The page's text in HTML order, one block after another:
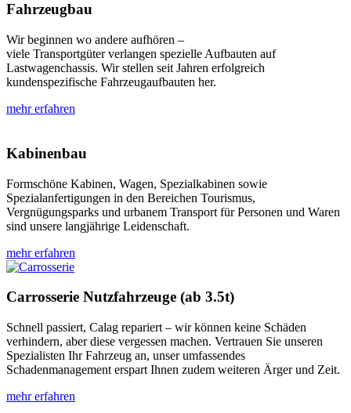
Fahrzeugbau
Wir beginnen wo andere aufhören –
viele Transportgüter verlangen spezielle Aufbauten auf
Lastwagenchassis. Wir stellen seit Jahren erfolgreich
kundenspezifische Fahrzeugaufbauten her.
mehr erfahren
Kabinenbau
Formschöne Kabinen, Wagen, Spezialkabinen sowie
Spezialanfertigungen in den Bereichen Tourismus,
Vergnügungsparks und urbanem Transport für Personen und Waren
sind unsere langjährige Leidenschaft.
mehr erfahren
Carrosserie Nutzfahrzeuge (ab 3.5t)
Schnell passiert, Calag repariert – wir können keine Schäden
verhindern, aber diese vergessen machen. Vertrauen Sie unseren
Spezialisten Ihr Fahrzeug an, unser umfassendes
Schadenmanagement erspart Ihnen zudem weiteren Ärger und Zeit.
mehr erfahren